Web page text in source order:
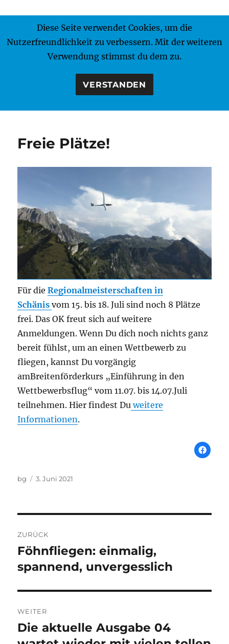
MENÜ
Freie Plätze!
Für dieRegionalmeisterschaften in
Schänis vom 15. bis 18. Juli sind noch 8 Plätze
frei. Das OK freut sich auf weitere
Anmeldungen. Wenn Du dich noch nichts ganz
bereit fühlst, um an einen Wettbewerb zu
fliegen, kannst Du vorgängig
amBreitenförderkurs „Einführung in den
Wettbewerbsflug“ vom 11.07. bis 14.07.Juli
teilnehmen. Hier findest Du weitere
Informationen.
Autor
bg
Veröffentlicht
3. Juni 2021
ZURÜCK
Vorheriger
Beitrag:
Föhnfliegen: einmalig,
spannend, unvergesslich
WEITER
Nächster
Beitrag:
Die aktuelle Ausgabe 04
Diese Seite verwendet Cookies, um die
Nutzerfreundlichkeit zu verbessern. Mit der weiteren
Verwendung stimmst du dem zu.
VERSTANDEN